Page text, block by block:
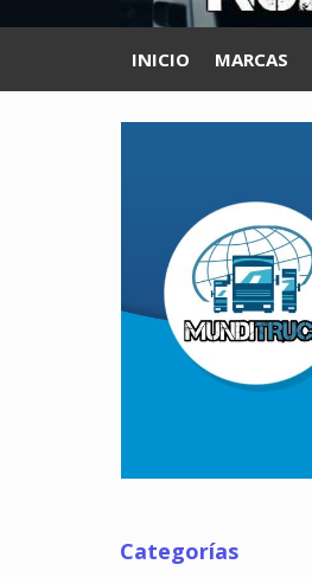
INICIO MARCAS
Categorías